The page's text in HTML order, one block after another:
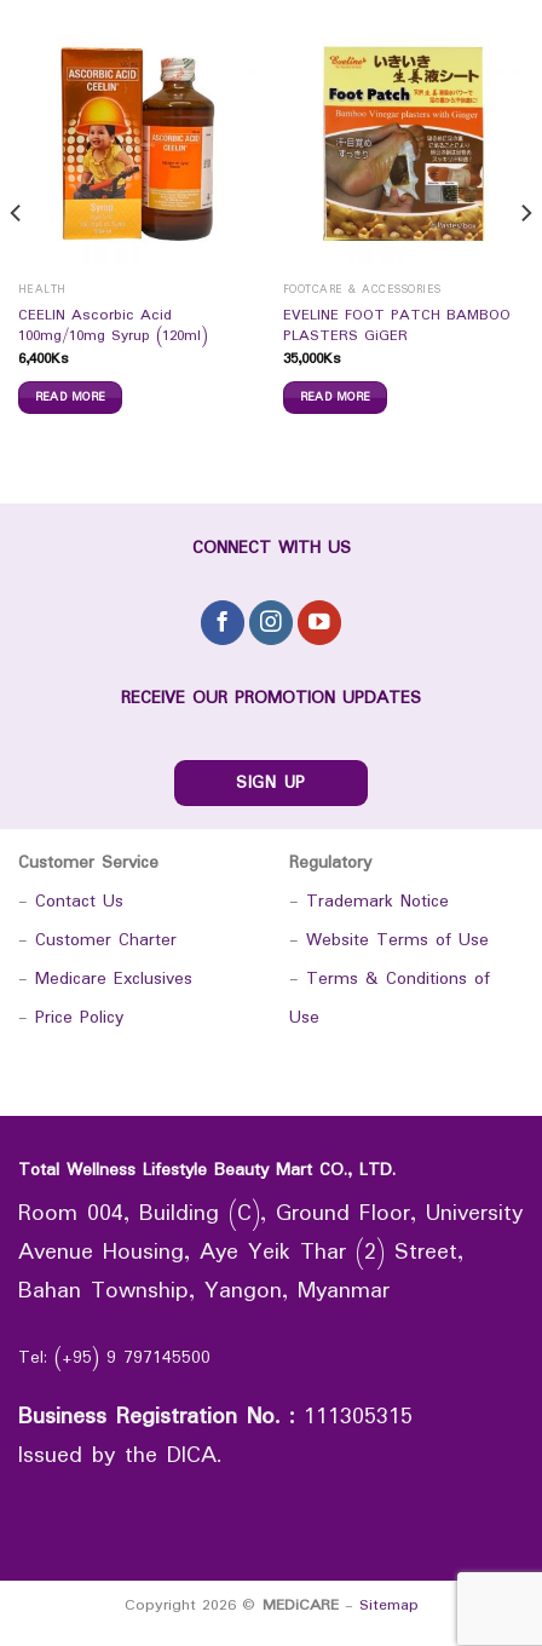
HEALTH
CEELIN Ascorbic Acid
100mg/10mg Syrup (120ml)
6,400Ks
READ MORE
FOOTCARE & ACCESSORIES
EVELINE FOOT PATCH BAMBOO
PLASTERS GiGER
35,000Ks
READ MORE
CONNECT WITH US
RECEIVE OUR PROMOTION UPDATES
SIGN UP
Customer Service
- Contact Us
- Customer Charter
- Medicare Exclusives
- Price Policy
Regulatory
- Trademark Notice
- Website Terms of Use
- Terms & Conditions of
Use
Total Wellness Lifestyle Beauty Mart CO., LTD.
Room 004, Building (C), Ground Floor, University
Avenue Housing, Aye Yeik Thar (2) Street,
Bahan Township, Yangon, Myanmar
Tel: (+95) 9 797145500
Business Registration No. : 111305315
Issued by the DICA.
Copyright 2026 © MEDiCARE- Sitemap